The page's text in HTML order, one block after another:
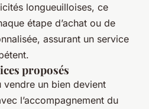
longueuilloises, ce
étape d’achat ou de
assurant un service
proposés
un bien devient
l’accompagnement du